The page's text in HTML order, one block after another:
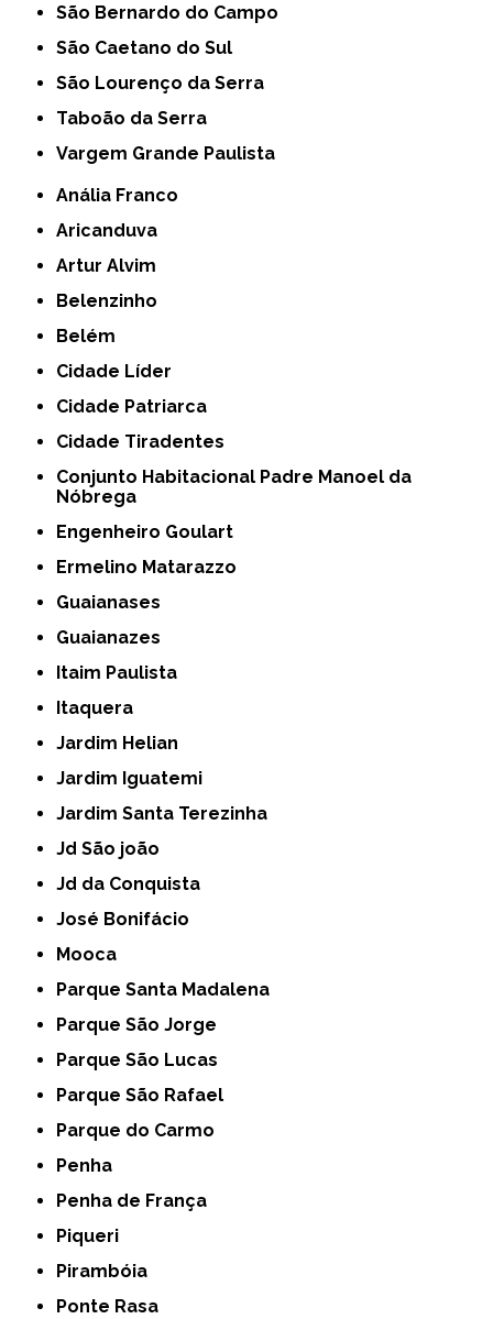
São Bernardo do Campo
São Caetano do Sul
São Lourenço da Serra
Taboão da Serra
Vargem Grande Paulista
Anália Franco
Aricanduva
Artur Alvim
Belenzinho
Belém
Cidade Líder
Cidade Patriarca
Cidade Tiradentes
Conjunto Habitacional Padre Manoel da
Nóbrega
Engenheiro Goulart
Ermelino Matarazzo
Guaianases
Guaianazes
Itaim Paulista
Itaquera
Jardim Helian
Jardim Iguatemi
Jardim Santa Terezinha
Jd São joão
Jd da Conquista
José Bonifácio
Mooca
Parque Santa Madalena
Parque São Jorge
Parque São Lucas
Parque São Rafael
Parque do Carmo
Penha
Penha de França
Piqueri
Pirambóia
Ponte Rasa